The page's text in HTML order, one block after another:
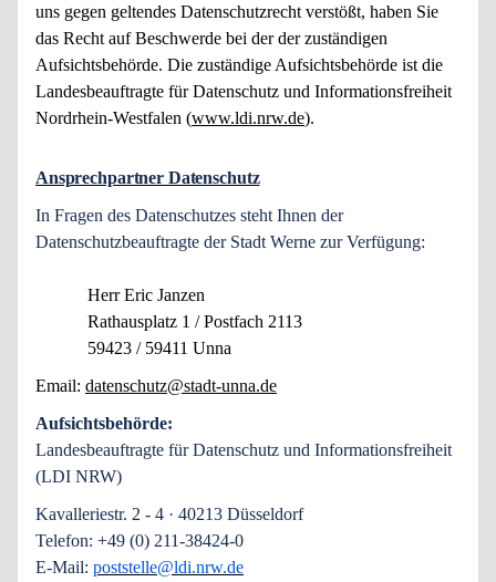
uns gegen geltendes Datenschutzrecht verstößt, haben Sie
das Recht auf Beschwerde bei der der zuständigen
Aufsichtsbehörde. Die zuständige Aufsichtsbehörde ist die
Landesbeauftragte für Datenschutz und Informationsfreiheit
Nordrhein-Westfalen (www.ldi.nrw.de).
Ansprechpartner Datenschutz
In Fragen des Datenschutzes steht Ihnen der
Datenschutzbeauftragte der Stadt Werne zur Verfügung:
Herr Eric Janzen
Rathausplatz 1 / Postfach 2113
59423 / 59411 Unna
Email: datenschutz@stadt-unna.de
Aufsichtsbehörde:
Landesbeauftragte für Datenschutz und Informationsfreiheit
(LDI NRW)
Kavalleriestr. 2 - 4 · 40213 Düsseldorf
Telefon: +49 (0) 211-38424-0
E-Mail: poststelle@ldi.nrw.de